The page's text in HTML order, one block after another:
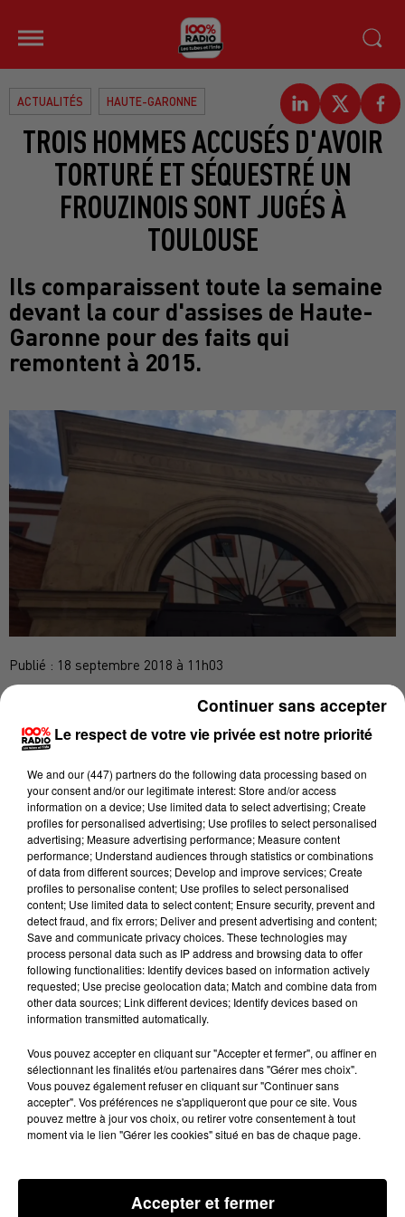
ACTUALITÉS HAUTE-GARONNE
TROIS HOMMES ACCUSÉS D'AVOIR
TORTURÉ ET SÉQUESTRÉ UN
FROUZINOIS SONT JUGÉS À
TOULOUSE
Ils comparaissent toute la semaine
devant la cour d'assises de Haute-
Garonne pour des faits qui
remontent à 2015.
Publié : 18 septembre 2018 à 11h03
C’est une affaire sordide que juge la cour d’assises de
Haute-Garonne jusqu'à ce vendredi 21 septembre.
nuit, chez lui à Frouzins. Quatre hommes
s'introduisent dans son domicile et lui font vivre un
véritable enfer.
Torture au tournevis
Ils le torturent avec un couteau, un tournevis, lui
mettent un revolver devant la bouche. Ils le menacent
aussi avec une disqueuse.
Eric Marche est négociant en fruits et légumes et ses
parents son absents. Après l'avoir violenté, les
et bijoux.
La perpetuité ?
Gaël Ouada, Smaïl Zaïri, deux Marseillais, et Franck
comparaissent pour séquestration, actes de torture et
de barbarie, extorsion et vol en réunion.
Le respect de votre vie privée est notre priorité
We and our (447) partnersdo the following data processing based on
your consent and/or our legitimate interest: Store and/or access
information on a device; Use limited data to select advertising; Create
profiles for personalised advertising; Use profiles to select personalised
advertising; Measure advertising performance; Measure content
performance; Understand audiences through statistics or combinations
of data from different sources; Develop and improve services; Create
profiles to personalise content; Use profiles to select personalised
content; Use limited data to select content; Ensure security, prevent and
detect fraud, and fix errors; Deliver and present advertising and content;
Save and communicate privacy choices. These technologies may
process personal data such as IP address and browsing data to offer
following functionalities: Identify devices based on information actively
requested; Use precise geolocation data; Match and combine data from
other data sources; Link different devices; Identify devices based on
information transmitted automatically.
Vous pouvez accepter en cliquant sur "Accepter et fermer", ou affiner en
sélectionnant les finalités et/ou partenaires dans "Gérer mes choix".
Vous pouvez également refuser en cliquant sur "Continuer sans
accepter". Vos préférences ne s'appliqueront que pour ce site. Vous
pouvez mettre à jour vos choix, ou retirer votre consentement à tout
moment via le lien "Gérer les cookies" situé en bas de chaque page.
Accepter et fermer
Continuer sans accepter